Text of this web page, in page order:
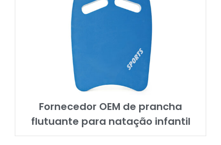
Fornecedor OEM de prancha
flutuante para natação infantil